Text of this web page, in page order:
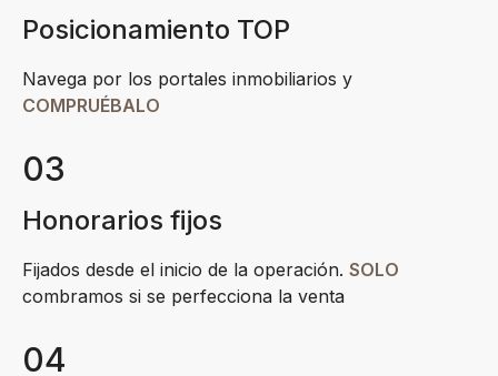
Posicionamiento TOP
Navega por los portales inmobiliarios y
COMPRUÉBALO
03
Honorarios fijos
Fijados desde el inicio de la operación. SOLO
combramos si se perfecciona la venta
04